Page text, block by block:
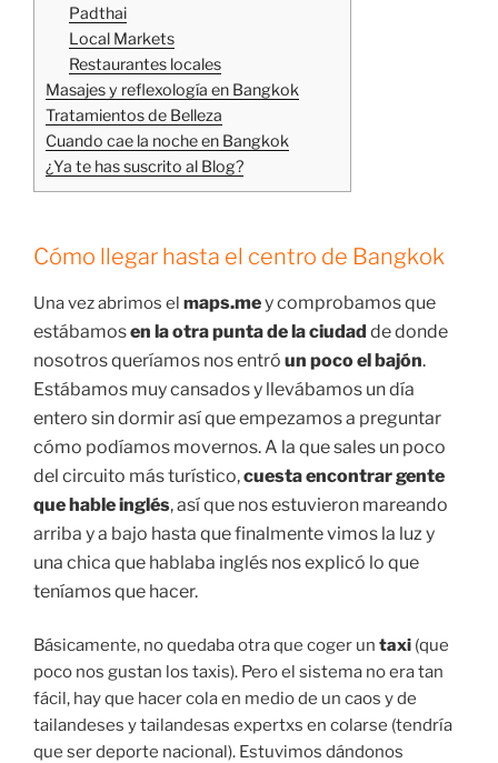
Padthai
Local Markets
Restaurantes locales
Masajes y reflexología en Bangkok
Tratamientos de Belleza
Cuando cae la noche en Bangkok
¿Ya te has suscrito al Blog?
Cómo llegar hasta el centro de Bangkok
Una vez abrimos el maps.mey comprobamos que
estábamosen la otra punta de la ciudad de donde
nosotros queríamos nos entró un poco el bajón.
Estábamos muy cansados y llevábamos un día
entero sin dormir así que empezamos a preguntar
cómo podíamos movernos. A la que sales un poco
del circuito más turístico,cuesta encontrar gente
que hableinglés, así que nos estuvieron mareando
arriba y a bajo hasta que finalmente vimos la luz y
una chica que hablaba inglés nos explicó lo que
teníamos que hacer.
Básicamente, no quedaba otra que coger un taxi (que
poco nos gustan los taxis). Pero el sistema no era tan
fácil, hay que hacer cola en medio de un caos y de
tailandeses y tailandesas expertxs en colarse (tendría
que ser deporte nacional). Estuvimos dándonos